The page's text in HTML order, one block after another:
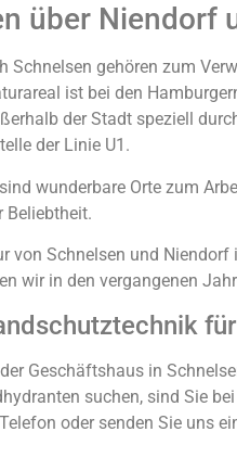
über Niendorf
Schnelsen gehören zum
ist bei den
der Stadt speziell
der Linie U1.
wunderbare Orte zum
Beliebtheit.
von Schnelsen und
wir in den vergangenen
Geschäftshaus in
suchen, sind Sie
oder senden Sie uns